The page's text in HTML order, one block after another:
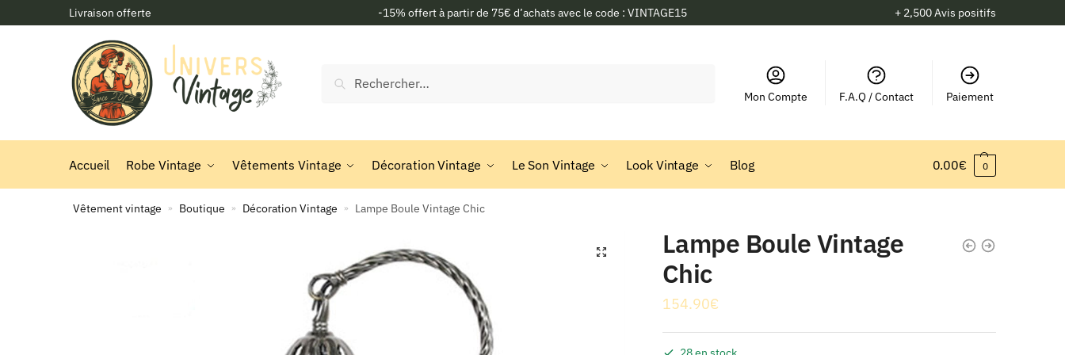
to
to
Livraison offerte -15% offert à partir de 75€ d’achats avec le code : VINTAGE15 + 2,500 Avis positifs
Mon Compte F.A.Q / Contact Paiement
Accueil Robe Vintage Vêtements Vintage Décoration Vintage Le Son Vintage Look Vintage Blog 0.00€ 0
Vêtement vintage » Boutique » Décoration Vintage » Lampe Boule Vintage Chic
🔍
Lampe Boule Vintage
Chic
154.90€